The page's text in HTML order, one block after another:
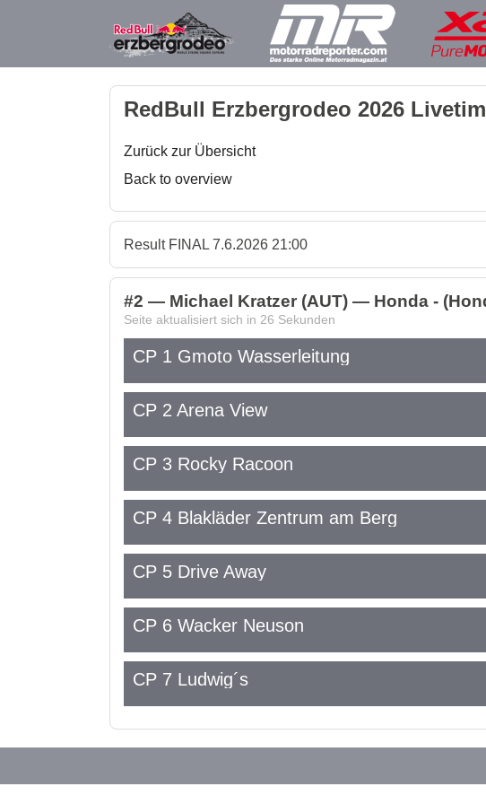
RedBull Erzbergrodeo 2026
Zurück zur Übersicht
Back to overview
Result FINAL 7.6.2026 21:00
#2 — Michael Kratzer (AUT) — Honda -
Seite aktualisiert sich in 26 Sekunden
CP 1 Gmoto Wasserleitung
CP 2 Arena View
CP 3 Rocky Racoon
CP 4 Blakläder Zentrum am Berg
CP 5 Drive Away
CP 6 Wacker Neuson
CP 7 Ludwig´s